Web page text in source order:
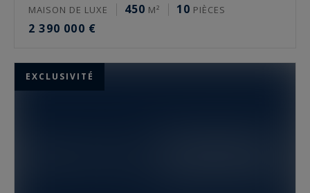
MAISON DE LUXE 450 M² 10 PIÈCES
2 390 000 €
EXCLUSIVITÉ